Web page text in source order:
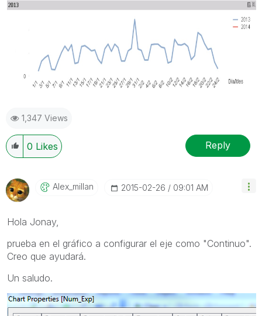
1,347 Views
0 Likes Reply
Alex_millan ‎2015-02-26 09:01 AM
Hola Jonay,
prueba en el gráfico a configurar el eje como "Continuo".
Creo que ayudará.
Un saludo.